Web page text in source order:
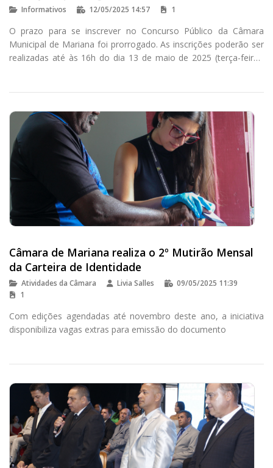
Informativos 12/05/2025 14:57 1
O prazo para se inscrever no Concurso Público da Câmara
Municipal de Mariana foi prorrogado. As inscrições poderão ser
realizadas até às 16h do dia 13 de maio de 2025 (terça-feira),
Câmara de Mariana realiza o 2º Mutirão Mensal
da Carteira de Identidade
Atividades da Câmara Livia Salles
09/05/2025 11:39
1
Com edições agendadas até novembro deste ano, a iniciativa
disponibiliza vagas extras para emissão do documento